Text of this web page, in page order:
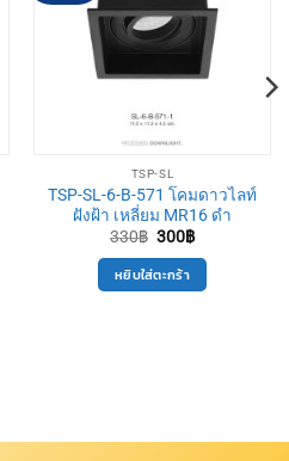
TSP-SL
TSP-SL-6-B-571 โคมดาวไลท์
ฝังฝ้า เหลี่ยม MR16 ดำ
330฿ Original
was:
330฿.
300฿Current
is:
หยิบใส่ตะกร้า